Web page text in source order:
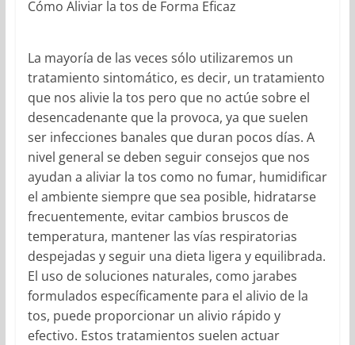
Cómo Aliviar la tos de Forma Eficaz
La mayoría de las veces sólo utilizaremos un
tratamiento sintomático, es decir, un tratamiento
que nos alivie la tos pero que no actúe sobre el
desencadenante que la provoca, ya que suelen
ser infecciones banales que duran pocos días. A
nivel general se deben seguir consejos que nos
ayudan a aliviar la tos como no fumar, humidificar
el ambiente siempre que sea posible, hidratarse
frecuentemente, evitar cambios bruscos de
temperatura, mantener las vías respiratorias
despejadas y seguir una dieta ligera y equilibrada.
El uso de soluciones naturales, como jarabes
formulados específicamente para el alivio de la
tos, puede proporcionar un alivio rápido y
efectivo. Estos tratamientos suelen actuar